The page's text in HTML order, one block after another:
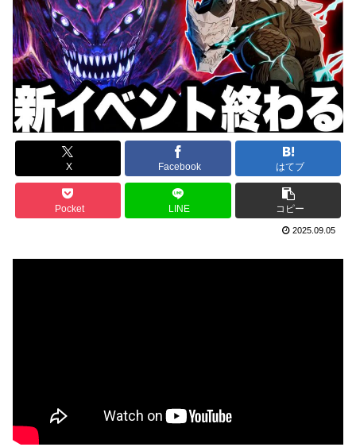
X Facebook はてブ
Pocket LINE コピー
2025.09.05